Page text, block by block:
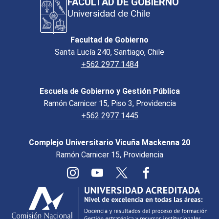
Universidad de Chile
Facultad de Gobierno
Santa Lucía 240, Santiago, Chile
+562 2977 1484
Escuela de Gobierno y Gestión Pública
Ramón Carnicer 15, Piso 3, Providencia
+562 2977 1445
Complejo Universitario Vicuña Mackenna 20
Ramón Carnicer 15, Providencia